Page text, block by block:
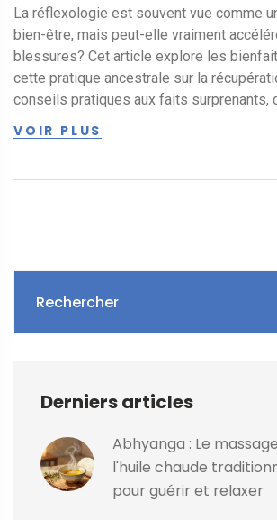
La réflexologie est souvent vue comme
bien-être, mais peut-elle vraiment
blessures? Cet article explore les
cette pratique ancestrale sur la
conseils pratiques aux faits surprenants,
de rétablissement.
VOIR PLUS
Rechercher
Derniers articles
Abhyanga : Le
l'huile chaude
pour guérir et relaxer